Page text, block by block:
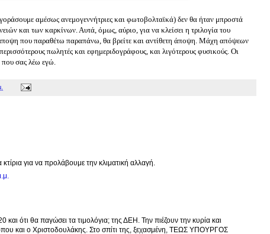
αμέσως ανεμογεννήτριες και φωτοβολταϊκά) δεν θα ήταν μπροστά
και των καρκίνων. Αυτά, όμως, αύριο, για να κλείσει η τριλογία του
που παραθέτω παραπάνω, θα βρείτε και αντίθετη άποψη. Μάχη απόψεων
πωλητές και εφημεριδογράφους, και λιγότερους φυσικούς. Οι
σας λέω εγώ.
για να προλάβουμε την κλιματική αλλαγή.
και ότι θα παγώσει τα τιμολόγια; της ΔΕΗ. Την πιέζουν την κυρία και
και ο Χριστοδουλάκης. Στο σπίτι της, ξεχασμένη, ΤΕΩΣ ΥΠΟΥΡΓΟΣ